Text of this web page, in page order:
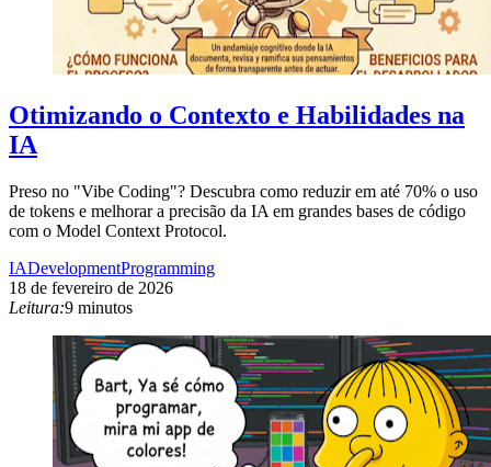
Otimizando o Contexto e Habilidades na
IA
Preso no "Vibe Coding"? Descubra como reduzir em até 70% o uso
de tokens e melhorar a precisão da IA em grandes bases de código
com o Model Context Protocol.
IADevelopmentProgramming
18 de fevereiro de 2026
Leitura:9 minutos